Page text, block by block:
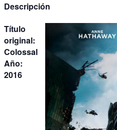
Descripción
Título
original:
Colossal
Año:
2016